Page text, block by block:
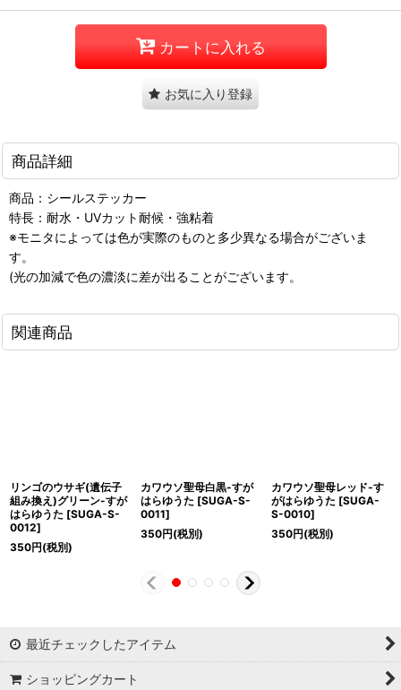
カートに入れる
お気に入り登録
商品詳細
商品：シールステッカー
特長：耐水・UVカット耐候・強粘着
※モニタによっては色が実際のものと多少異なる場合がございま
す。
(光の加減で色の濃淡に差が出ることがございます。
関連商品
リンゴのウサギ(遺伝子
組み換え)グリーン-すが
はらゆうた [SUGA-S-
0012]
350円(税別)
カワウソ聖母白黒-すが
はらゆうた [SUGA-S-
0011]
350円(税別)
カワウソ聖母レッド-す
がはらゆうた [SUGA-
S-0010]
350円(税別)
最近チェックしたアイテム
ショッピングカート